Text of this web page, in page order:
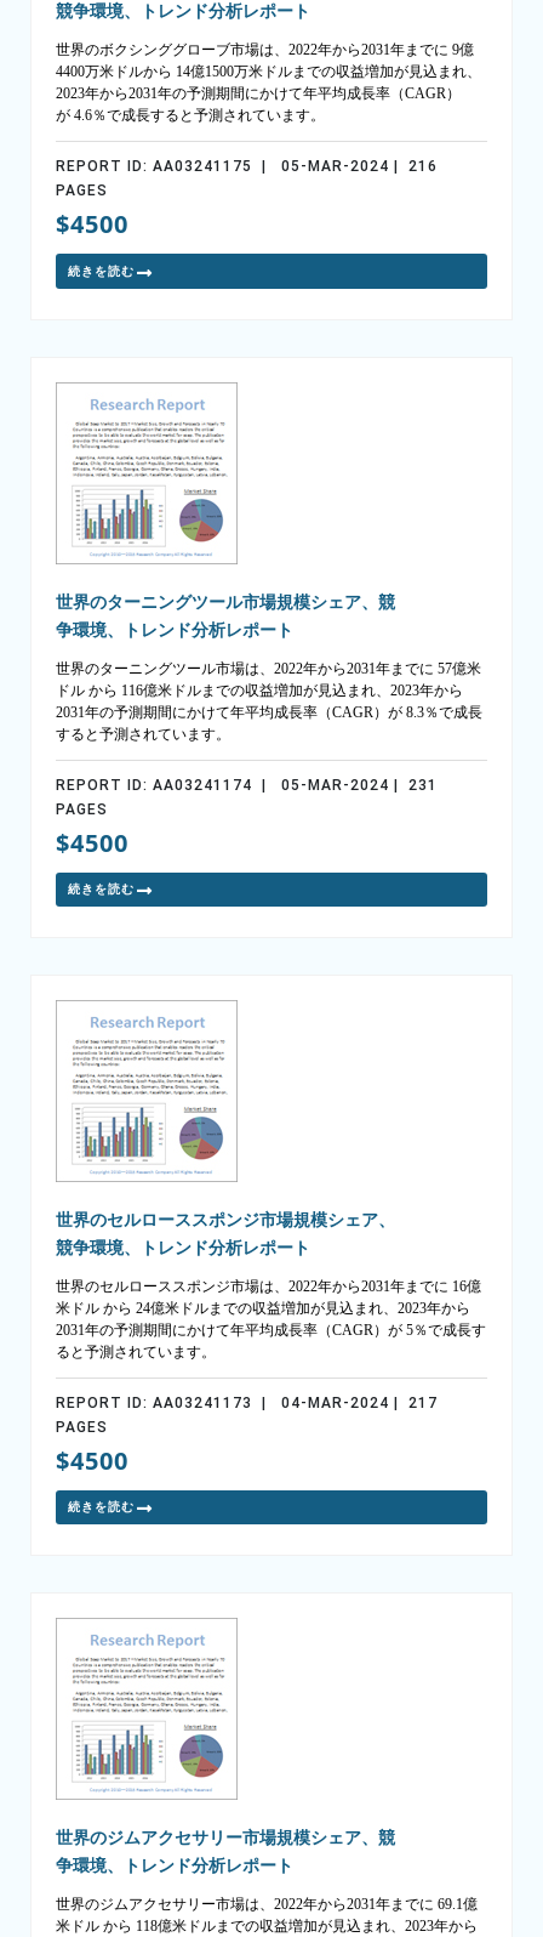
競争環境、トレンド分析レポート
世界のボクシンググローブ市場は、2022年から2031年までに 9億
4400万米ドルから 14億1500万米ドルまでの収益増加が見込まれ、
2023年から2031年の予測期間にかけて年平均成長率（CAGR）
が 4.6％で成長すると予測されています。
REPORT ID: AA03241175 | 05-MAR-2024 | 216
PAGES
$4500
続きを読む
世界のターニングツール市場規模シェア、競
争環境、トレンド分析レポート
世界のターニングツール市場は、2022年から2031年までに 57億米
ドル から 116億米ドルまでの収益増加が見込まれ、2023年から
2031年の予測期間にかけて年平均成長率（CAGR）が 8.3％で成長
すると予測されています。
REPORT ID: AA03241174 | 05-MAR-2024 | 231
PAGES
$4500
続きを読む
世界のセルローススポンジ市場規模シェア、
競争環境、トレンド分析レポート
世界のセルローススポンジ市場は、2022年から2031年までに 16億
米ドル から 24億米ドルまでの収益増加が見込まれ、2023年から
2031年の予測期間にかけて年平均成長率（CAGR）が 5％で成長す
ると予測されています。
REPORT ID: AA03241173 | 04-MAR-2024 | 217
PAGES
$4500
続きを読む
世界のジムアクセサリー市場規模シェア、競
争環境、トレンド分析レポート
世界のジムアクセサリー市場は、2022年から2031年までに 69.1億
米ドル から 118億米ドルまでの収益増加が見込まれ、2023年から